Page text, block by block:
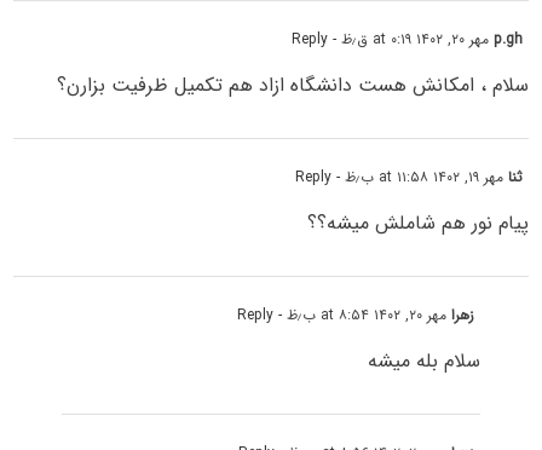
p.ghمهر ۲۰, ۱۴۰۲ at ۰:۱۹ ق٫ظ - Reply
سلام ، امکانش هست دانشگاه ازاد هم تکمیل ظرفیت بزارن؟
ثنامهر ۱۹, ۱۴۰۲ at ۱۱:۵۸ ب٫ظ - Reply
پیام نور هم شاملش میشه؟؟
زهرامهر ۲۰, ۱۴۰۲ at ۸:۵۴ ب٫ظ - Reply
سلام بله میشه